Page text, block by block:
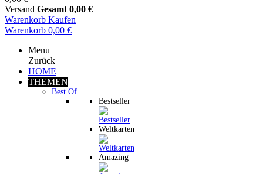
Versand Gesamt 0,00 €
Warenkorb Kaufen
Warenkorb 0,00 €
Menu
Zurück
HOME
THEMEN
Best Of
Bestseller
Weltkarten
Amazing